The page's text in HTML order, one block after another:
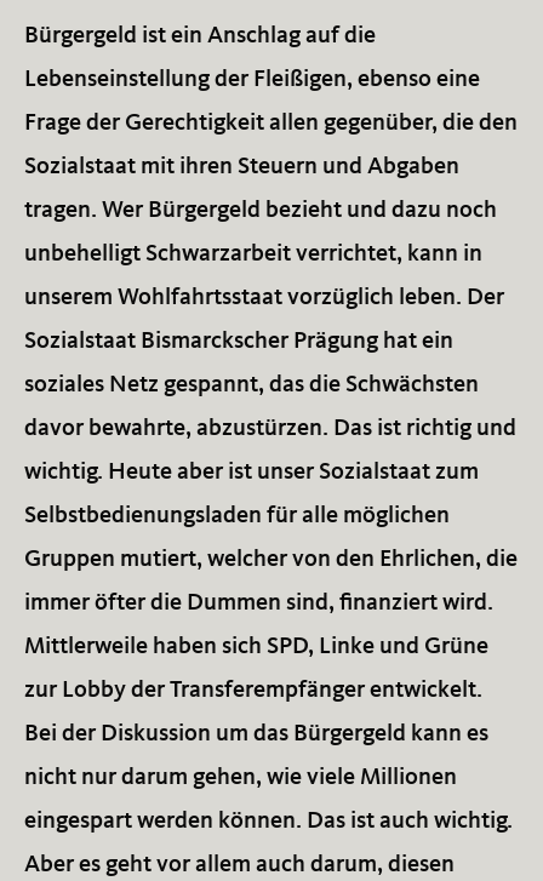
Bürgergeld ist ein Anschlag auf die
Lebenseinstellung der Fleißigen, ebenso eine
Frage der Gerechtigkeit allen gegenüber, die den
Sozialstaat mit ihren Steuern und Abgaben
tragen. Wer Bürgergeld bezieht und dazu noch
unbehelligt Schwarzarbeit verrichtet, kann in
unserem Wohlfahrtsstaat vorzüglich leben. Der
Sozialstaat Bismarckscher Prägung hat ein
soziales Netz gespannt, das die Schwächsten
davor bewahrte, abzustürzen. Das ist richtig und
wichtig. Heute aber ist unser Sozialstaat zum
Selbstbedienungsladen für alle möglichen
Gruppen mutiert, welcher von den Ehrlichen, die
immer öfter die Dummen sind, finanziert wird.
Mittlerweile haben sich SPD, Linke und Grüne
zur Lobby der Transferempfänger entwickelt.
Bei der Diskussion um das Bürgergeld kann es
nicht nur darum gehen, wie viele Millionen
eingespart werden können. Das ist auch wichtig.
Aber es geht vor allem auch darum, diesen